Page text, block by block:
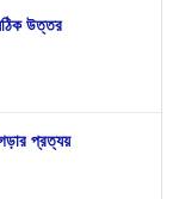
উত্তর
প্রত্যয়